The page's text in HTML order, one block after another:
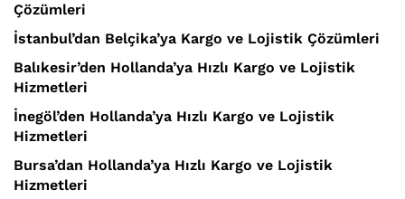
Çözümleri
İstanbul’dan Belçika’ya Kargo ve Lojistik Çözümleri
Balıkesir’den Hollanda’ya Hızlı Kargo ve Lojistik
Hizmetleri
İnegöl’den Hollanda’ya Hızlı Kargo ve Lojistik
Hizmetleri
Bursa’dan Hollanda’ya Hızlı Kargo ve Lojistik
Hizmetleri